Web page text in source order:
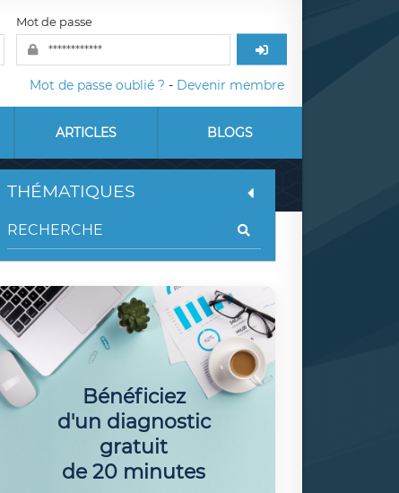
Mot de passe
Mot de passe oublié ? - Devenir membre
ARTICLES BLOGS
THÉMATIQUES
Bénéficiez
d'un diagnostic
gratuit
de 20 minutes